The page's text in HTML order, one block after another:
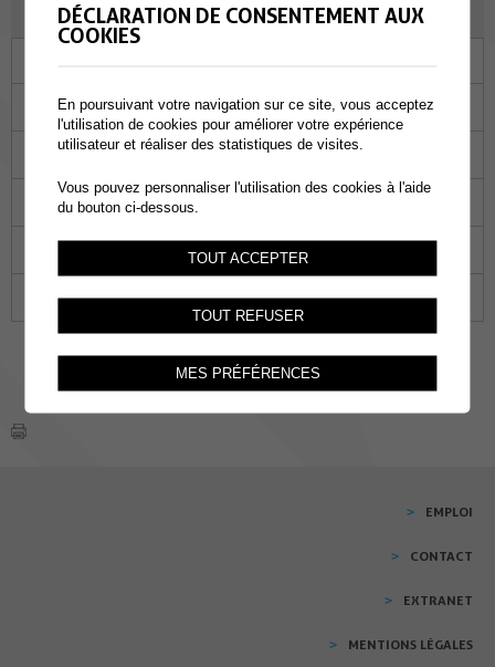
AVRIL 2025
01 02 03 04 05
08 09 10 11
15 16
23 24 25
29 30 01 02 03
EMPLOI
CONTACT
EXTRANET
MENTIONS LÉGALES
DÉCLARATION DE CONSENTEMENT AUX
COOKIES
En poursuivant votre navigation sur ce site, vous acceptez
l'utilisation de cookies pour améliorer votre expérience
utilisateur et réaliser des statistiques de visites.
Vous pouvez personnaliser l'utilisation des cookies à l'aide
du bouton ci-dessous.
TOUT ACCEPTER
TOUT REFUSER
MES PRÉFÉRENCES